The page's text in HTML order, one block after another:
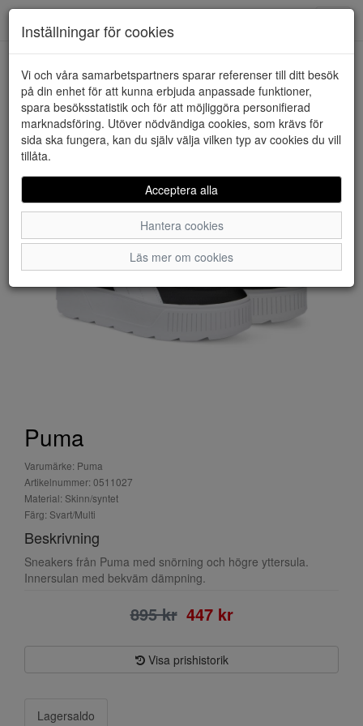
HEM PUMA
Puma
Varumärke: Puma
Artikelnummer: 0511027
Material: Skinn/syntet
Färg: Svart/Multi
Beskrivning
Sneakers från Puma med snörning och högre yttersula.
Innersulan med bekväm dämpning.
895 kr 447 kr
Visa prishistorik
Lagersaldo
Inställningar för cookies
Vi och våra samarbetspartners sparar referenser till ditt besök
på din enhet för att kunna erbjuda anpassade funktioner,
spara besöksstatistik och för att möjliggöra personifierad
marknadsföring. Utöver nödvändiga cookies, som krävs för
sida ska fungera, kan du själv välja vilken typ av cookies du vill
tillåta.
Acceptera alla
Hantera cookies
Läs mer om cookies